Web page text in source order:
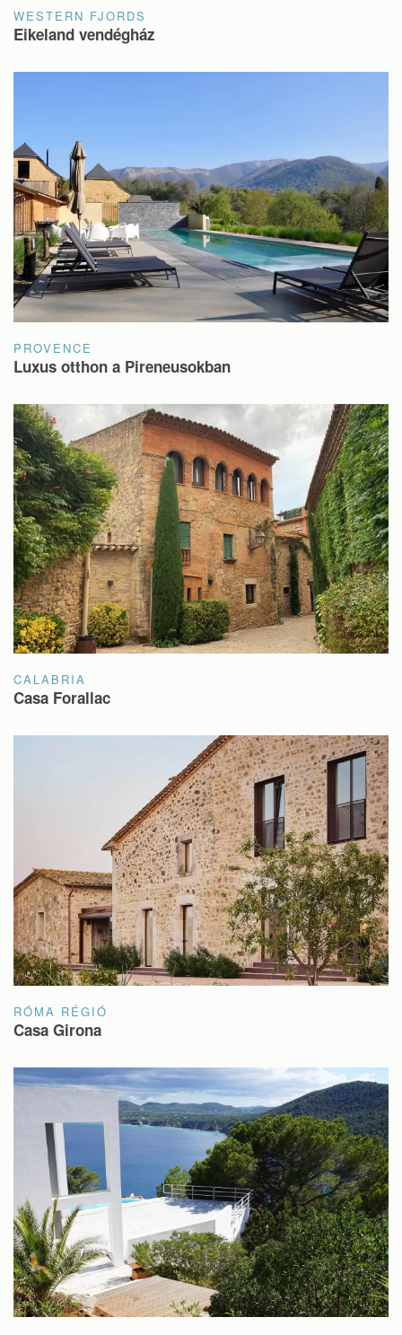
WESTERN FJORDS
Eikeland vendégház
PROVENCE
Luxus otthon a Pireneusokban
CALABRIA
Casa Forallac
RÓMA RÉGIÓ
Casa Girona